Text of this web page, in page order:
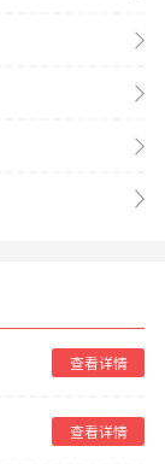
查看详情
查看详情